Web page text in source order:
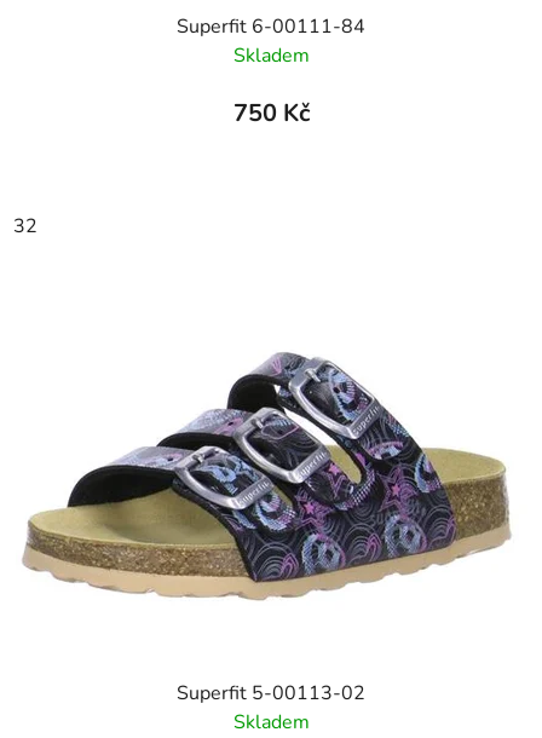
Superfit 6-00111-84
Skladem
750 Kč
32
Superfit 5-00113-02
Skladem